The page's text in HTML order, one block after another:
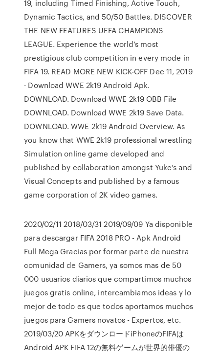
19, including Timed Finishing, Active Touch,
Dynamic Tactics, and 50/50 Battles. DISCOVER
THE NEW FEATURES UEFA CHAMPIONS
LEAGUE. Experience the world’s most
prestigious club competition in every mode in
FIFA 19. READ MORE NEW KICK-OFF Dec 11, 2019
· Download WWE 2k19 Android Apk.
DOWNLOAD. Download WWE 2k19 OBB File
DOWNLOAD. Download WWE 2k19 Save Data.
DOWNLOAD. WWE 2k19 Android Overview. As
you know that WWE 2k19 professional wrestling
Simulation online game developed and
published by collaboration amongst Yuke’s and
Visual Concepts and published by a famous
game corporation of 2K video games.
2020/02/11 2018/03/31 2019/09/09 Ya disponible
para descargar FIFA 2018 PRO - Apk Android
Full Mega Gracias por formar parte de nuestra
comunidad de Gamers, ya somos mas de 50
000 usuarios diarios que compartimos muchos
juegos gratis online, intercambiamos ideas y lo
mejor de todo es que todos aportamos muchos
juegos para Gamers novatos - Expertos, etc.
2019/03/20 APKをダウンロードiPhoneのFIFAは
Android APK FIFA 12の無料ゲームが世界的俳優の